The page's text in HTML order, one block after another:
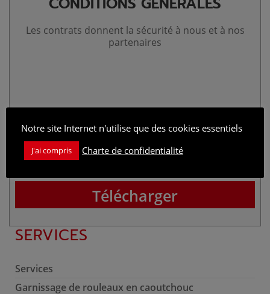
Les contrats donnent la sécurité à nous et à nos
partenaires
Télécharger
SERVICES
Services
Garnissage de rouleaux en caoutchouc
Notre site Internet n'utilise que des cookies essentiels
J'ai compris Charte de confidentialité